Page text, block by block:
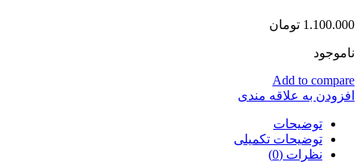
1.100.000 تومان
ناموجود
Add to compare
افزودن به علاقه مندی
توضیحات
توضیحات تکمیلی
نظرات (0)